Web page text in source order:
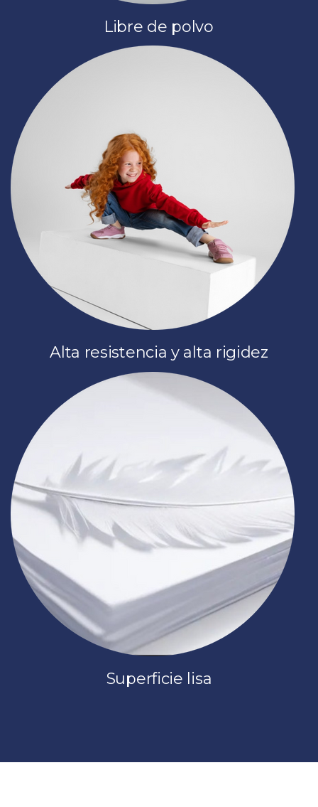
Libre de polvo
Alta resistencia y alta rigidez
Superficie lisa